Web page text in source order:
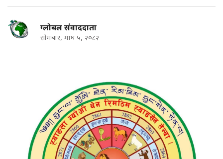
ग्लोबल संवाददाता
सोमबार, माघ ५, २०८२